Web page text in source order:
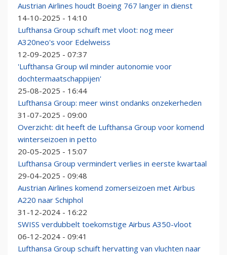
Austrian Airlines houdt Boeing 767 langer in dienst
14-10-2025 - 14:10
Lufthansa Group schuift met vloot: nog meer
A320neo's voor Edelweiss
12-09-2025 - 07:37
'Lufthansa Group wil minder autonomie voor
dochtermaatschappijen'
25-08-2025 - 16:44
Lufthansa Group: meer winst ondanks onzekerheden
31-07-2025 - 09:00
Overzicht: dit heeft de Lufthansa Group voor komend
winterseizoen in petto
20-05-2025 - 15:07
Lufthansa Group vermindert verlies in eerste kwartaal
29-04-2025 - 09:48
Austrian Airlines komend zomerseizoen met Airbus
A220 naar Schiphol
31-12-2024 - 16:22
SWISS verdubbelt toekomstige Airbus A350-vloot
06-12-2024 - 09:41
Lufthansa Group schuift hervatting van vluchten naar